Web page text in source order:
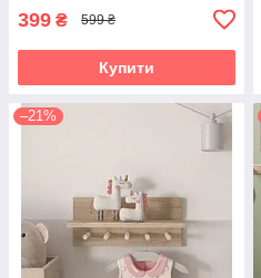
399 ₴ 599 ₴
Купити
–21%